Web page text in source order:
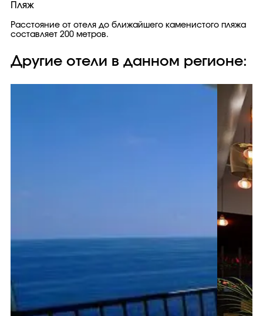
Пляж
Расстояние от отеля до ближайшего каменистого пляжа
составляет 200 метров.
Другие отели в данном регионе: